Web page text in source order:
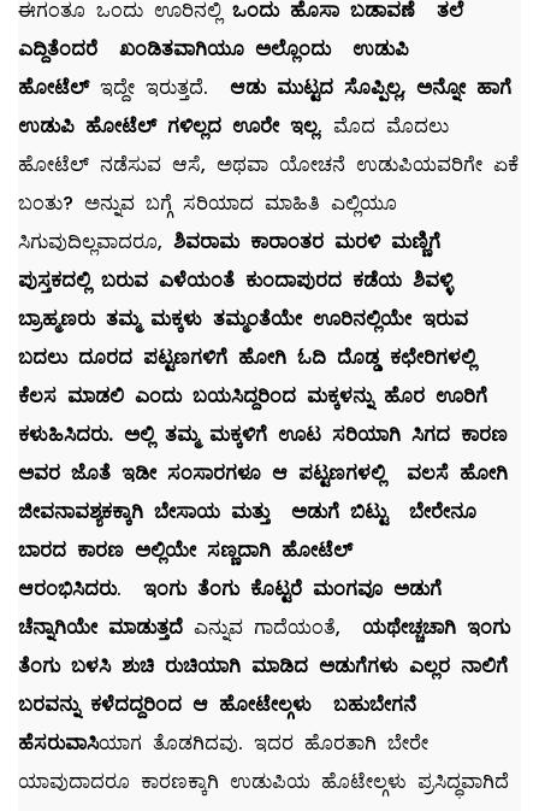
ಈಗಂತೂ ಒಂದು ಊರಿನಲ್ಲಿ ಒಂದು ಹೊಸಾ ಬಡಾವಣೆ ತಲೆ
ಎದ್ದಿತೆಂದರೆ ಖಂಡಿತವಾಗಿಯೂ ಅಲ್ಲೊಂದು ಉಡುಪಿ
ಹೋಟೆಲ್ಇದ್ದೇ ಇರುತ್ತದೆ. ಆಡು ಮುಟ್ಟದ ಸೊಪ್ಪಿಲ್ಲ, ಅನ್ನೋ ಹಾಗೆ
ಉಡುಪಿ ಹೋಟೆಲ್ ಗಳಿಲ್ಲದ ಊರೇ ಇಲ್ಲ. ಮೊದ ಮೊದಲು
ಹೋಟೆಲ್ ನಡೆಸುವ ಆಸೆ, ಅಥವಾ ಯೋಚನೆ ಉಡುಪಿಯವರಿಗೇ ಏಕೆ
ಬಂತು? ಅನ್ನುವ ಬಗ್ಗೆ ಸರಿಯಾದ ಮಾಹಿತಿ ಎಲ್ಲಿಯೂ
ಸಿಗುವುದಿಲ್ಲವಾದರೂ, ಶಿವರಾಮ ಕಾರಾಂತರ ಮರಳಿ ಮಣ್ಣಿಗೆ
ಪುಸ್ತಕದಲ್ಲಿ ಬರುವ ಎಳೆಯಂತೆ ಕುಂದಾಪುರದ ಕಡೆಯ ಶಿವಳ್ಳಿ
ಬ್ರಾಹ್ಮಣರು ತಮ್ಮ ಮಕ್ಕಳು ತಮ್ಮಂತೆಯೇ ಊರಿನಲ್ಲಿಯೇ ಇರುವ
ಬದಲು ದೂರದ ಪಟ್ಟಣಗಳಿಗೆ ಹೋಗಿ ಓದಿ ದೊಡ್ಡ ಕಛೇರಿಗಳಲ್ಲಿ
ಕೆಲಸ ಮಾಡಲಿ ಎಂದು ಬಯಸಿದ್ದರಿಂದ ಮಕ್ಕಳನ್ನು ಹೊರ ಊರಿಗೆ
ಕಳುಹಿಸಿದರು. ಅಲ್ಲಿ ತಮ್ಮ ಮಕ್ಕಳಿಗೆ ಊಟ ಸರಿಯಾಗಿ ಸಿಗದ ಕಾರಣ
ಅವರ ಜೊತೆ ಇಡೀ ಸಂಸಾರಗಳೂ ಆ ಪಟ್ಟಣಗಳಲ್ಲಿ ವಲಸೆ ಹೋಗಿ
ಜೀವನಾವಶ್ಯಕಕ್ಕಾಗಿ ಬೇಸಾಯ ಮತ್ತು ಅಡುಗೆ ಬಿಟ್ಟು ಬೇರೇನೂ
ಬಾರದ ಕಾರಣ ಅಲ್ಲಿಯೇ ಸಣ್ಣದಾಗಿ ಹೋಟೆಲ್
ಆರಂಭಿಸಿದರು. ಇಂಗು ತೆಂಗು ಕೊಟ್ಟರೆ ಮಂಗವೂ ಅಡುಗೆ
ಚೆನ್ನಾಗಿಯೇ ಮಾಡುತ್ತದೆ ಎನ್ನುವ ಗಾದೆಯಂತೆ, ಯಥೇಚ್ಚಚಾಗಿ ಇಂಗು
ತೆಂಗು ಬಳಸಿ ಶುಚಿ ರುಚಿಯಾಗಿ ಮಾಡಿದ ಅಡುಗೆಗಳು ಎಲ್ಲರ ನಾಲಿಗೆ
ಬರವನ್ನು ಕಳೆದದ್ದರಿಂದ ಆ ಹೋಟೇಲ್ಗಳು ಬಹುಬೇಗನೆ
ಹೆಸರುವಾಸಿಯಾಗ ತೊಡಗಿದವು. ಇದರ ಹೊರತಾಗಿ ಬೇರೇ
ಯಾವುದಾದರೂ ಕಾರಣಕ್ಕಾಗಿ ಉಡುಪಿಯ ಹೊಟೇಲ್ಗಳು ಪ್ರಸಿದ್ಧವಾಗಿದೆ